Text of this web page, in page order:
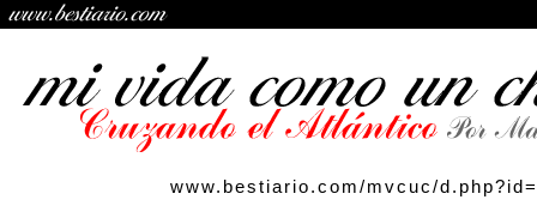
www.bestiario.com/mvcuc/